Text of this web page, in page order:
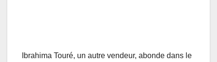
Ibrahima Touré, un autre vendeur, abonde dans le